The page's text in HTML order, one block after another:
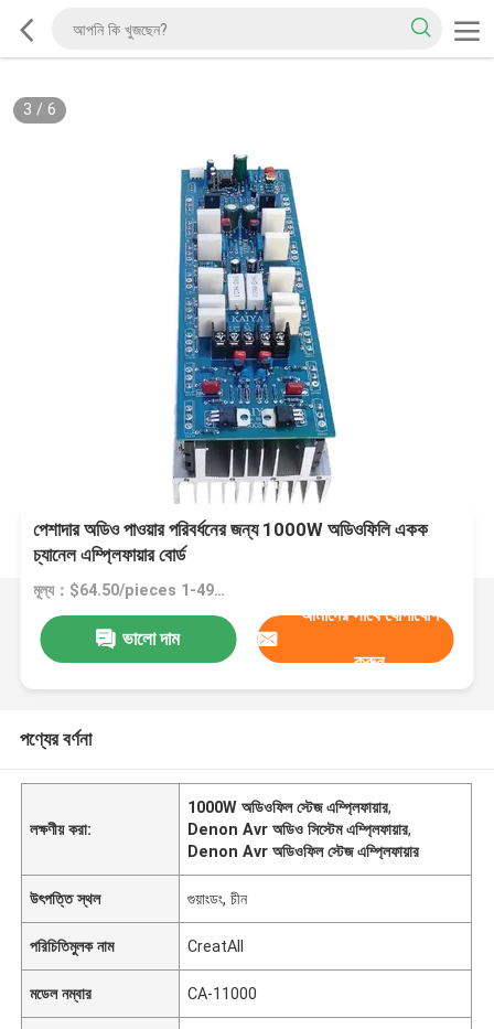
3 / 6
পেশাদার অডিও পাওয়ার পরিবর্ধনের জন্য 1000W অডিওফিলি একক
চ্যানেল এম্প্লিফায়ার বোর্ড
মূল্য：$64.50/pieces 1-49 pieces
ভালো দাম
আমাদের সাথে যোগাযোগ
করুন
পণ্যের বর্ণনা
লক্ষণীয় করা:
1000W অডিওফিল স্টেজ এম্প্লিফায়ার,
Denon Avr অডিও সিস্টেম এম্প্লিফায়ার,
Denon Avr অডিওফিল স্টেজ এম্প্লিফায়ার
উৎপত্তি স্থল গুয়াংডং, চীন
পরিচিতিমুলক নাম CreatAll
মডেল নম্বার CA-11000